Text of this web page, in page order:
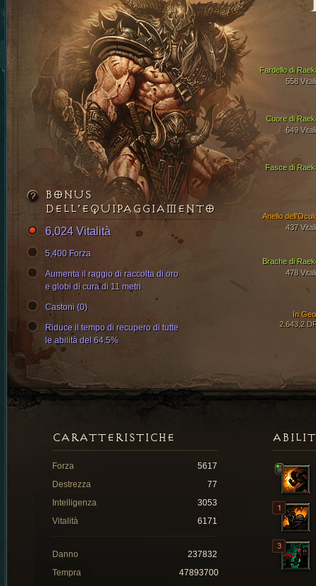
Cuore di
649
Fasce di
Fardello di
558
Brache di
478
In
2.643,2
Anello
437
BONUS
DELL’EQUIPAGGIAMENTO
6,024 Vitalità
5,400 Forza
Aumenta il raggio di raccolta di oro
e globi di cura di 11 metri
Castoni (0)
Riduce il tempo di recupero di tutte
le abilità del 64.5%
CARATTERISTICHE
Forza
5617
Destrezza
77
Intelligenza
3053
Vitalità
6171
Danno
237832
Tempra
47893700